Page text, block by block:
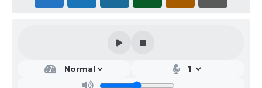
Diário Oficial